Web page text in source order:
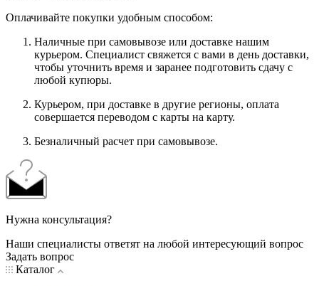
Оплачивайте покупки удобным способом:
Наличные при самовывозе или доставке нашим
курьером. Специалист свяжется с вами в день доставки,
чтобы уточнить время и заранее подготовить сдачу с
любой купюры.
Курьером, при доставке в другие регионы, оплата
совершается переводом с карты на карту.
Безналичный расчет при самовывозе.
Нужна консультация?
Наши специалисты ответят на любой интересующий вопрос
Задать вопрос
Каталог